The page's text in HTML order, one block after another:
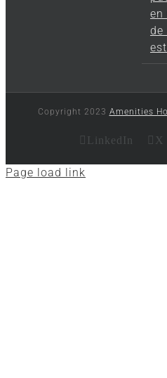
en
de
Copyright 2023 Amenities
LinkedIn X
Page load link